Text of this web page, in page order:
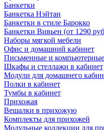
Банкетки
Банкетка Нэйтан
Банкетки в стиле Барокко
Банкетки Вивьен (от 1290
Наборы мягкой мебели
Офис и домашний кабинет
Письменные и
Шкафы и стеллажи в кабинет
Модули для домашнего
Полки в кабинет
Тумбы в кабинет
Прихожая
Вешалки в прихожую
Комплекты для прихожей
Модульные коллекции для